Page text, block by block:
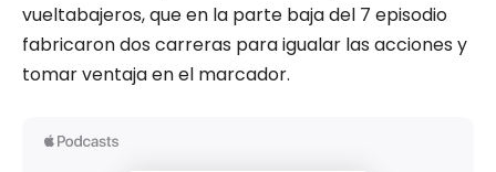
vueltabajeros, que en la parte baja del 7 episodio
fabricaron dos carreras para igualar las acciones y
tomar ventaja en el marcador.